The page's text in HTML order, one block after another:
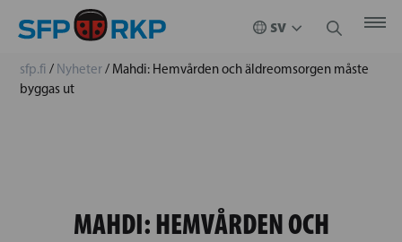
sfp.fi / Nyheter/ Mahdi: Hemvården och äldreomsorgen måste
byggas ut
MAHDI: HEMVÅRDEN OCH